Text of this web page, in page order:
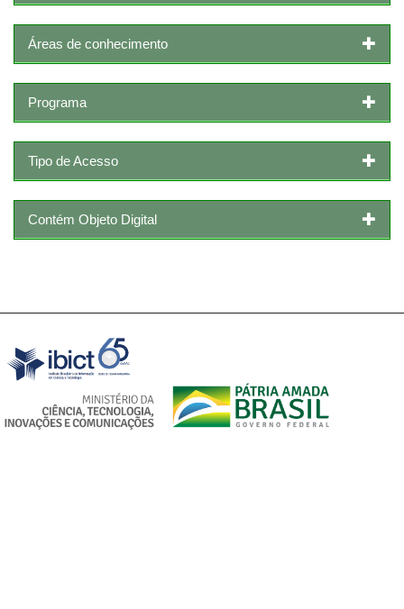
Áreas de conhecimento
Programa
Tipo de Acesso
Contém Objeto Digital